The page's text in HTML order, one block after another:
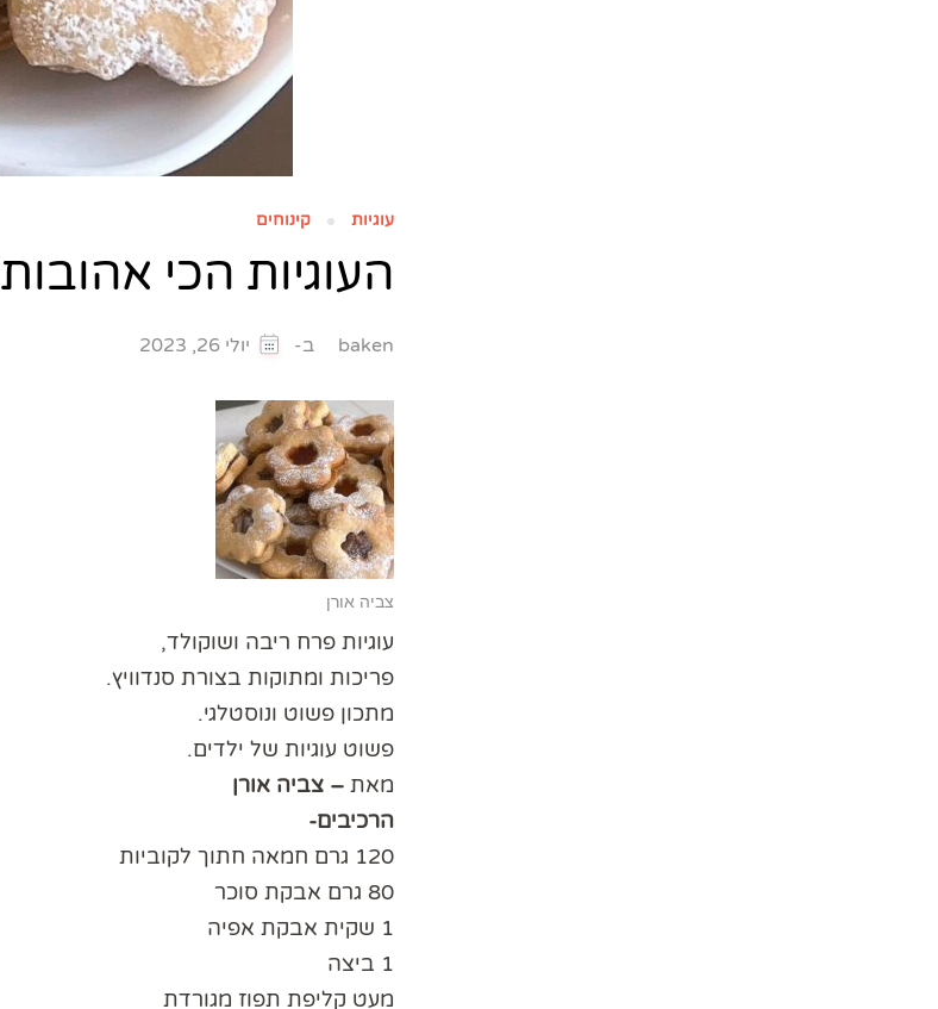
עוגיות קינוחים
העוגיות הכי
baken ב- יולי 26, 2023
צביה אורן
עוגיות פרח ריבה ושוקולד,
פריכות ומתוקות בצורת סנדוויץ.
מתכון פשוט ונוסטלגי.
פשוט עוגיות של ילדים.
מאת – צביה אורן
הרכיבים-
120 גרם חמאה חתוך לקוביות
80 גרם אבקת סוכר
1 שקית אבקת אפיה
1 ביצה
מעט קליפת תפוז מגורדת